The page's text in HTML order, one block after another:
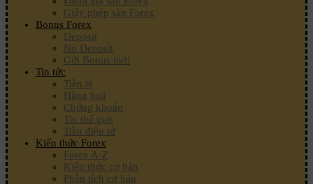
Giấy phép sàn Forex
Bonus Forex
Deposit
No Deposit
Gửi Bonus mới
Tin tức
Tiền tệ
Hàng hoá
Chứng khoán
Tin thế giới
Tiền điện tử
Kiến thức Forex
Forex A-Z
Kiến thức cơ bản
Phân tích cơ bản